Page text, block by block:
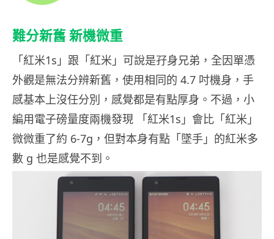
難分新舊 新機微重
「紅米1s」跟「紅米」可說是孖身兄弟，全因單憑
外觀是無法分辨新舊，使用相同的 4.7 吋機身，手
感基本上沒任分別，感覺都是有點厚身。不過，小
編用電子磅量度兩機發現 「紅米1s」會比「紅米」
微微重了約 6-7g，但對本身有點「墜手」的紅米多
數 g 也是感覺不到。